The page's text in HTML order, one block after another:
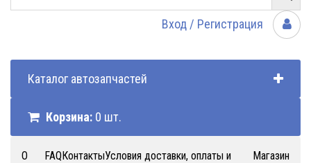
Вход / Регистрация
Каталог автозапчастей
Корзина: 0 шт.
О
FAQКонтактыУсловия доставки, оплаты и
Магазин